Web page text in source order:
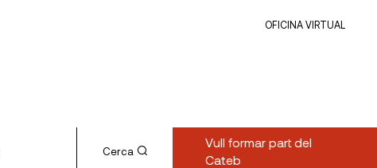
OFICINA VIRTUAL
Cerca
Vull formar part del
Cateb